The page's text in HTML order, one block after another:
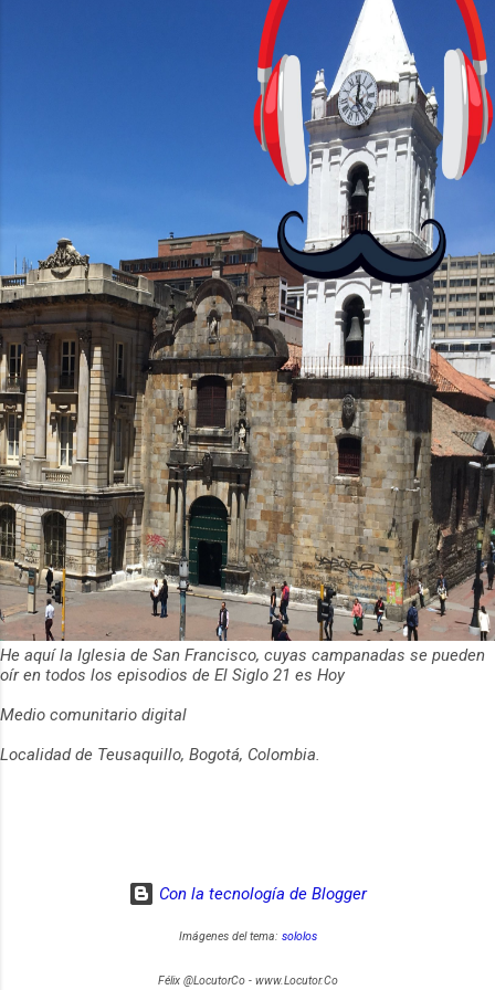
cursos: lecciones cortas, interactivas,
con personajes simpáticos y ayudas
visuales. ¿Será posible que una app que
antes nos enseñó francés, ahora nos
convierta en jugadores de ajedrez? Aún
no podrás jugar contra otros humanos
La aplicación Duolingo fue lanzada en
2012 y cuenta con más de 37 millones
de usuarios activos diarios. Desde 2022,
ha empeza...
He aquí la Iglesia de San Francisco, cuyas campanadas se pueden
oír en todos los episodios de El Siglo 21 es Hoy
Medio comunitario digital
Localidad de Teusaquillo, Bogotá, Colombia.
Con la tecnología de Blogger
Imágenes del tema: sololos
Félix @LocutorCo - www.Locutor.Co